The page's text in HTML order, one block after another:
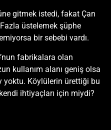
gitmek istedi, fakat Çan
üstelemek şüphe
bir sebebi vardı.
fabrikalara olan
kullanım alanı geniş olsa
yoktu. Köylülerin ürettiği bu
ihtiyaçları için miydi?